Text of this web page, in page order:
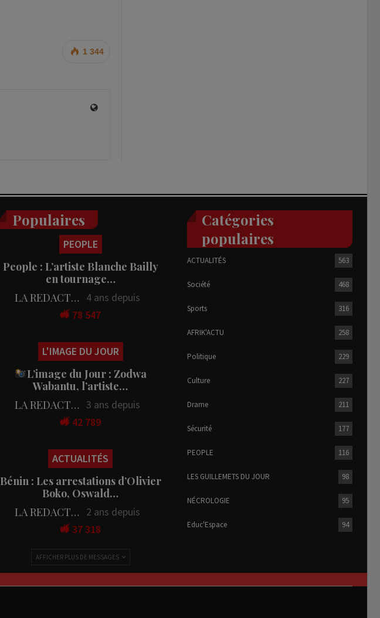
1 344
Populaires
PEOPLE
People : L’artiste Blanche Bailly
en tournage…
LA REDACTION
4 ans depuis
78 547
L'IMAGE DU JOUR
L’image du Jour : Zodwa
Wabantu, l’artiste…
LA REDACTION 3 ans depuis
42 789
ACTUALITÉS
Bénin : Les arrestations d’Olivier
Boko, Oswald…
LA REDACTION
2 ans depuis
37 318
AFFICHER PLUS DE MESSAGES
Catégories
populaires
ACTUALITÉS 563
Société 468
Sports 316
AFRIK'ACTU 258
Politique 229
Culture 227
Drame 211
Sécurité 177
PEOPLE 116
LES GUILLEMETS DU JOUR 98
NÉCROLOGIE 95
Educ'Espace 94